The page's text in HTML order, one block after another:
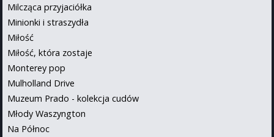
Milcząca przyjaciółka
Minionki i straszydła
Miłość
Miłość, która zostaje
Monterey pop
Mulholland Drive
Muzeum Prado - kolekcja cudów
Młody Waszyngton
Na Północ